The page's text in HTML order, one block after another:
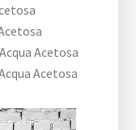
Acqua Acetosa
Acetosa